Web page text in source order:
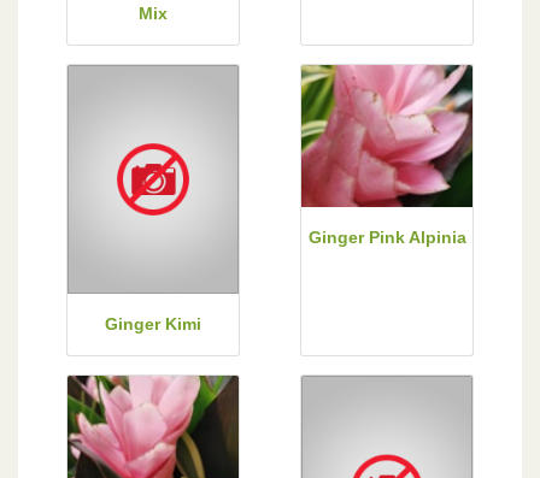
Mix
Ginger Kimi
Ginger Pink Alpinia